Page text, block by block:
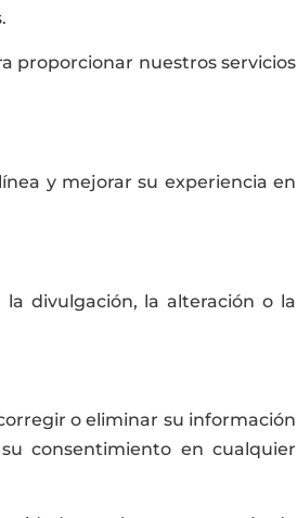
proporcionar nuestros servicios
y mejorar su experiencia en
divulgación, la alteración o la
o eliminar su información
consentimiento en cualquier